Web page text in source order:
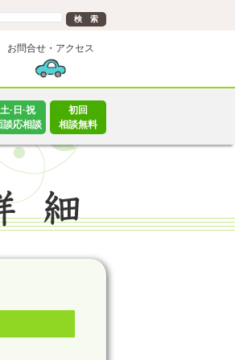
お問合せ・アクセス
土·日·祝
談応相談
初回
相談無料